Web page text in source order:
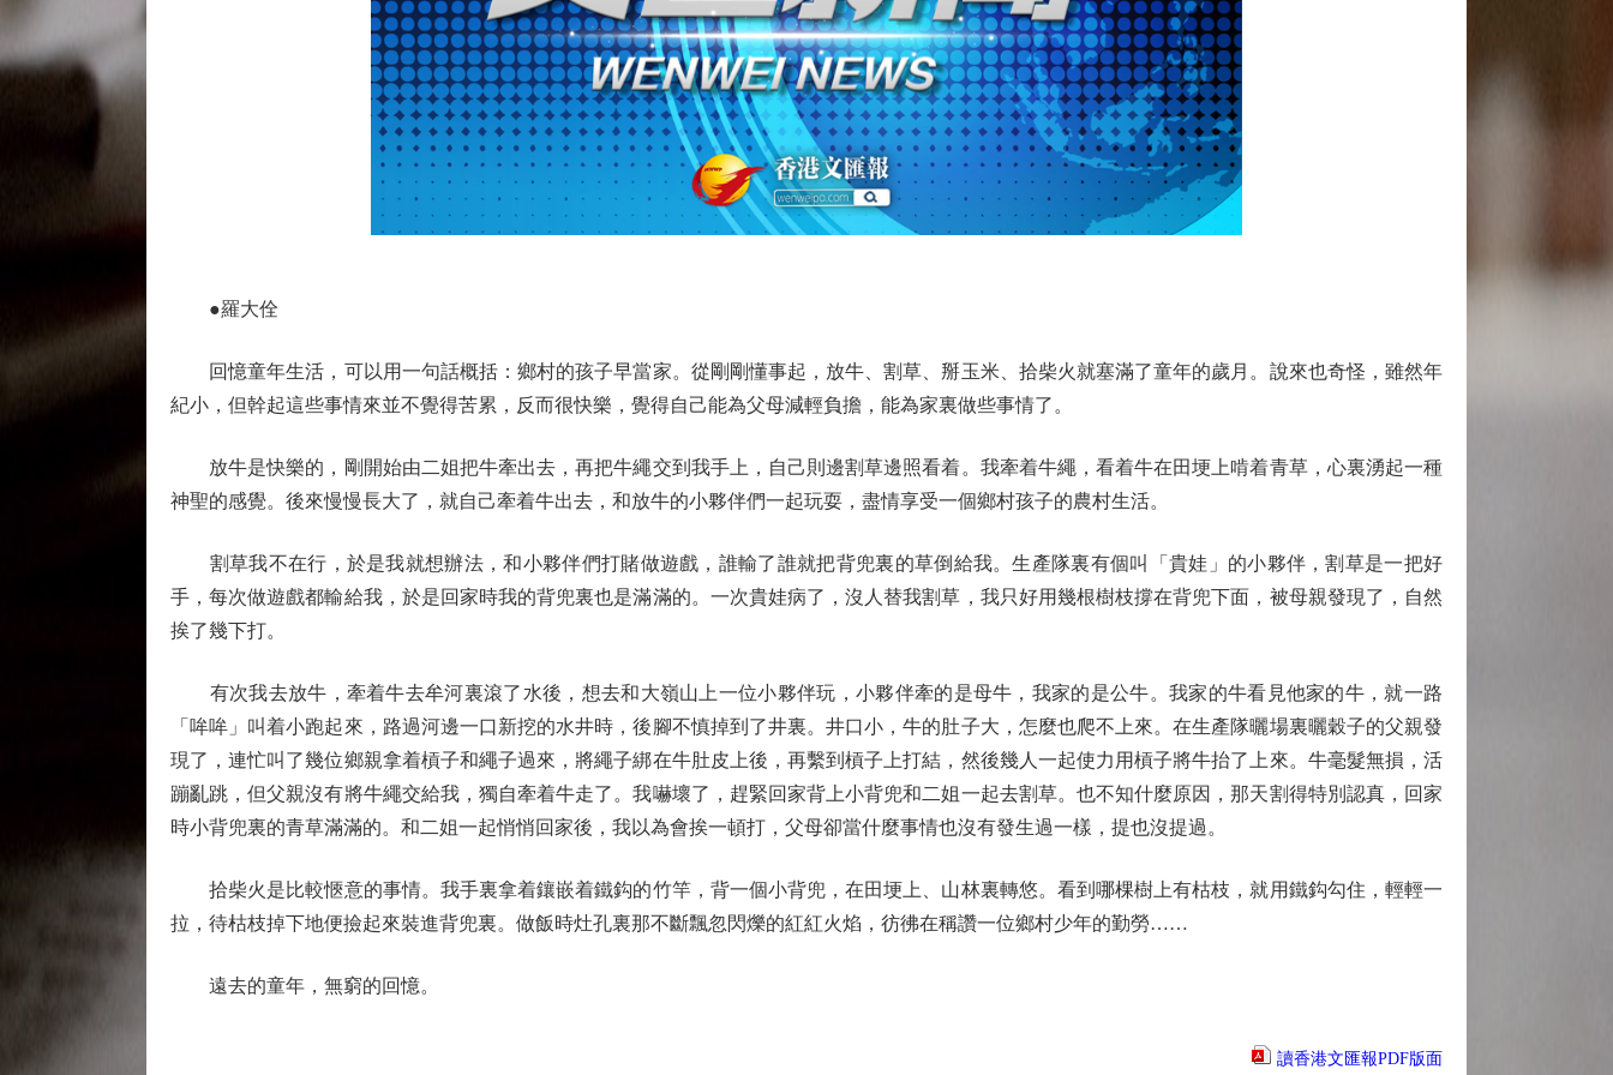
●羅大佺
回憶童年生活，可以用一句話概括：鄉村的孩子早當家。從剛剛懂事起，放牛、割草、掰玉米、拾柴火就塞滿了童年的歲月。說來也奇怪，雖然年
紀小，但幹起這些事情來並不覺得苦累，反而很快樂，覺得自己能為父母減輕負擔，能為家裏做些事情了。
放牛是快樂的，剛開始由二姐把牛牽出去，再把牛繩交到我手上，自己則邊割草邊照看着。我牽着牛繩，看着牛在田埂上啃着青草，心裏湧起一種
神聖的感覺。後來慢慢長大了，就自己牽着牛出去，和放牛的小夥伴們一起玩耍，盡情享受一個鄉村孩子的農村生活。
割草我不在行，於是我就想辦法，和小夥伴們打賭做遊戲，誰輸了誰就把背兜裏的草倒給我。生產隊裏有個叫「貴娃」的小夥伴，割草是一把好
手，每次做遊戲都輸給我，於是回家時我的背兜裏也是滿滿的。一次貴娃病了，沒人替我割草，我只好用幾根樹枝撐在背兜下面，被母親發現了，自然
挨了幾下打。
有次我去放牛，牽着牛去牟河裏滾了水後，想去和大嶺山上一位小夥伴玩，小夥伴牽的是母牛，我家的是公牛。我家的牛看見他家的牛，就一路
「哞哞」叫着小跑起來，路過河邊一口新挖的水井時，後腳不慎掉到了井裏。井口小，牛的肚子大，怎麼也爬不上來。在生產隊曬場裏曬穀子的父親發
現了，連忙叫了幾位鄉親拿着槓子和繩子過來，將繩子綁在牛肚皮上後，再繫到槓子上打結，然後幾人一起使力用槓子將牛抬了上來。牛毫髮無損，活
蹦亂跳，但父親沒有將牛繩交給我，獨自牽着牛走了。我嚇壞了，趕緊回家背上小背兜和二姐一起去割草。也不知什麼原因，那天割得特別認真，回家
時小背兜裏的青草滿滿的。和二姐一起悄悄回家後，我以為會挨一頓打，父母卻當什麼事情也沒有發生過一樣，提也沒提過。
拾柴火是比較愜意的事情。我手裏拿着鑲嵌着鐵鈎的竹竿，背一個小背兜，在田埂上、山林裏轉悠。看到哪棵樹上有枯枝，就用鐵鈎勾住，輕輕一
拉，待枯枝掉下地便撿起來裝進背兜裏。做飯時灶孔裏那不斷飄忽閃爍的紅紅火焰，彷彿在稱讚一位鄉村少年的勤勞……
遠去的童年，無窮的回憶。
讀香港文匯報PDF版面